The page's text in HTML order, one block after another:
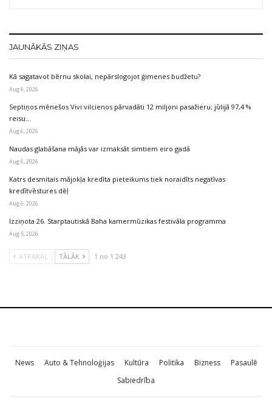
JAUNĀKĀS ZIŅAS
Kā sagatavot bērnu skolai, nepārslogojot ģimenes budžetu?
Aug 6, 2026
Septiņos mēnešos Vivi vilcienos pārvadāti 12 miljoni pasažieru; jūlijā 97,4 %
reisu…
Aug 6, 2026
Naudas glabāšana mājās var izmaksāt simtiem eiro gadā
Aug 6, 2026
Katrs desmitais mājokļa kredīta pieteikums tiek noraidīts negatīvas
kredītvēstures dēļ
Aug 6, 2026
Izziņota 26. Starptautiskā Baha kamermūzikas festivāla programma
Aug 5, 2026
ATPAKAĻ TĀLĀK 1 no 1 243
News Auto & Tehnoloģijas Kultūra Politika Bizness
Pasaulē
Sabiedrība